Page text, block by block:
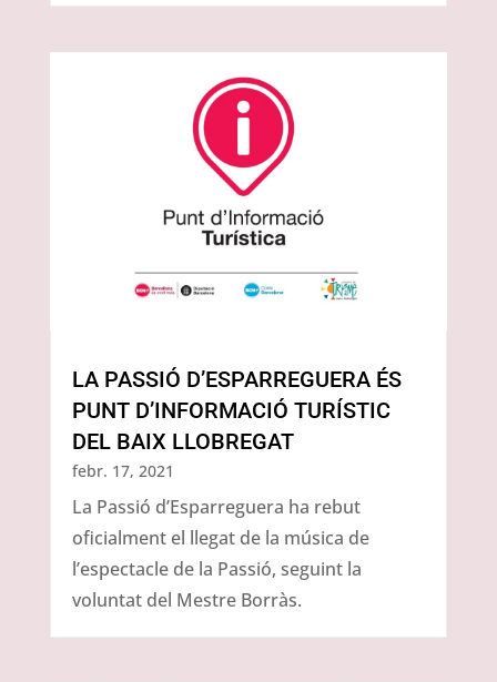
LA PASSIÓ D’ESPARREGUERA ÉS
PUNT D’INFORMACIÓ TURÍSTIC
DEL BAIX LLOBREGAT
febr. 17, 2021
La Passió d’Esparreguera ha rebut
oficialment el llegat de la música de
l’espectacle de la Passió, seguint la
voluntat del Mestre Borràs.